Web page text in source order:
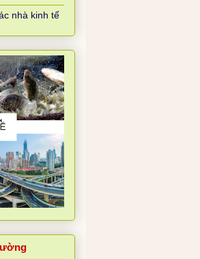
nhà kinh tế